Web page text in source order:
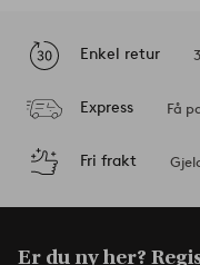
Enkel retur
Express Få
Fri frakt
Er du ny her?